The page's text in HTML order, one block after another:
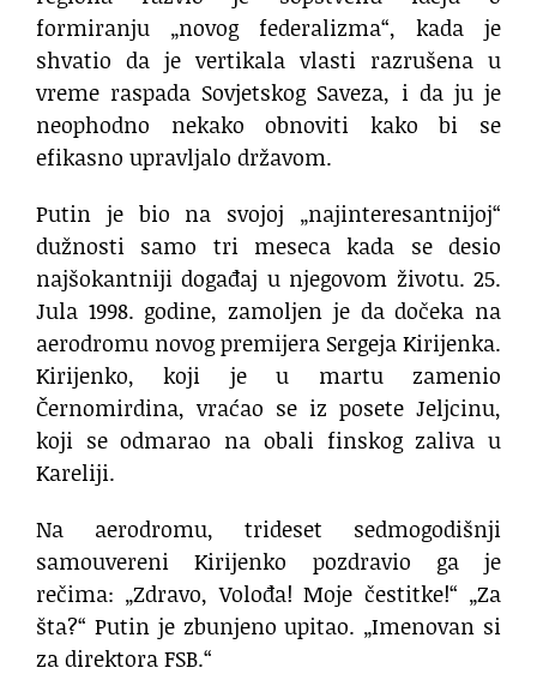
formiranju „novog federalizma“, kada je
shvatio da je vertikala vlasti razrušena u
vreme raspada Sovjetskog Saveza, i da ju je
neophodno nekako obnoviti kako bi se
efikasno upravljalo državom.
Putin je bio na svojoj „najinteresantnijoj“
dužnosti samo tri meseca kada se desio
najšokantniji događaj u njegovom životu. 25.
Jula 1998. godine, zamoljen je da dočeka na
aerodromu novog premijera Sergeja Kirijenka.
Kirijenko, koji je u martu zamenio
Černomirdina, vraćao se iz posete Jeljcinu,
koji se odmarao na obali finskog zaliva u
Kareliji.
Na aerodromu, trideset sedmogodišnji
samouvereni Kirijenko pozdravio ga je
rečima: „Zdravo, Volođa! Moje čestitke!“ „Za
šta?“ Putin je zbunjeno upitao. „Imenovan si
za direktora FSB.“